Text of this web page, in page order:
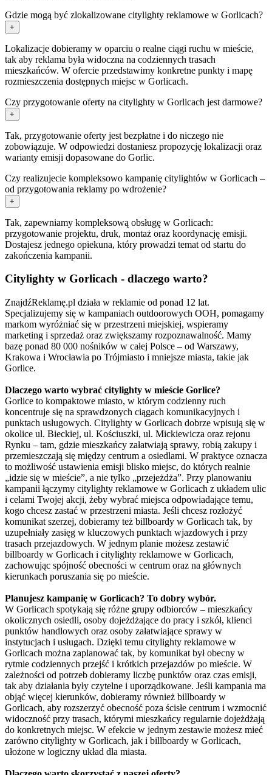
Gdzie mogą być zlokalizowane citylighty reklamowe w Gorlicach?
+
Lokalizacje dobieramy w oparciu o realne ciągi ruchu w mieście,
tak aby reklama była widoczna na codziennych trasach
mieszkańców. W ofercie przedstawimy konkretne punkty i mapę
rozmieszczenia dostępnych miejsc w Gorlicach.
Czy przygotowanie oferty na citylighty w Gorlicach jest darmowe?
+
Tak, przygotowanie oferty jest bezpłatne i do niczego nie
zobowiązuje. W odpowiedzi dostaniesz propozycję lokalizacji oraz
warianty emisji dopasowane do Gorlic.
Czy realizujecie kompleksowo kampanię citylightów w Gorlicach –
od przygotowania reklamy po wdrożenie?
+
Tak, zapewniamy kompleksową obsługę w Gorlicach:
przygotowanie projektu, druk, montaż oraz koordynację emisji.
Dostajesz jednego opiekuna, który prowadzi temat od startu do
zakończenia kampanii.
Citylighty w Gorlicach - dlaczego warto?
ZnajdźReklamę.pl działa w reklamie od ponad 12 lat.
Specjalizujemy się w kampaniach outdoorowych OOH, pomagamy
markom wyróżniać się w przestrzeni miejskiej, wspieramy
marketing i sprzedaż oraz zwiększamy rozpoznawalność. Mamy
bazę ponad 80 000 nośników w całej Polsce – od Warszawy,
Krakowa i Wrocławia po Trójmiasto i mniejsze miasta, takie jak
Gorlice.
Dlaczego warto wybrać citylighty w mieście Gorlice?
Gorlice to kompaktowe miasto, w którym codzienny ruch
koncentruje się na sprawdzonych ciągach komunikacyjnych i
punktach usługowych. Citylighty w Gorlicach dobrze wpisują się w
okolice ul. Bieckiej, ul. Kościuszki, ul. Mickiewicza oraz rejonu
Rynku – tam, gdzie mieszkańcy załatwiają sprawy, robią zakupy i
przemieszczają się między centrum a osiedlami. W praktyce oznacza
to możliwość ustawienia emisji blisko miejsc, do których realnie
„idzie się w mieście”, a nie tylko „przejeżdża”. Przy planowaniu
kampanii łączymy citylighty reklamowe w Gorlicach z układem ulic
i celami Twojej akcji, żeby wybrać miejsca odpowiadające temu,
kogo chcesz zastać w przestrzeni miasta. Jeśli chcesz rozłożyć
komunikat szerzej, dobieramy też billboardy w Gorlicach tak, by
uzupełniały zasięg w kluczowych punktach wjazdowych i przy
trasach przejazdowych. W jednym planie możesz zestawić
billboardy w Gorlicach i citylighty reklamowe w Gorlicach,
zachowując spójność obecności w centrum oraz na głównych
kierunkach poruszania się po mieście.
Planujesz kampanię w Gorlicach? To dobry wybór.
W Gorlicach spotykają się różne grupy odbiorców – mieszkańcy
okolicznych osiedli, osoby dojeżdżające do pracy i szkół, klienci
punktów handlowych oraz osoby załatwiające sprawy w
instytucjach i usługach. Dzięki temu citylighty reklamowe w
Gorlicach można zaplanować tak, by komunikat był obecny w
rytmie codziennych przejść i krótkich przejazdów po mieście. W
zależności od potrzeb dobieramy liczbę punktów oraz czas emisji,
tak aby działania były czytelne i uporządkowane. Jeśli kampania ma
objąć więcej kierunków, dobieramy również billboardy w
Gorlicach, aby rozszerzyć obecność poza ścisłe centrum i wzmocnić
widoczność przy trasach, którymi mieszkańcy regularnie dojeżdżają
do konkretnych miejsc. W efekcie w jednym zestawie możesz mieć
zarówno citylighty w Gorlicach, jak i billboardy w Gorlicach,
ułożone w logiczny układ dla miasta.